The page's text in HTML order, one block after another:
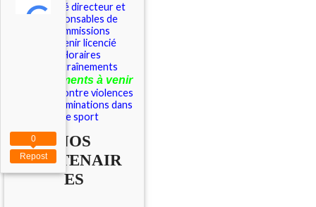
Comité directeur et
responsables de
commissions
Devenir licencié
Horaires
d'entraînements
vénements à venir
Outils contre violences
et discriminations dans
le sport
NOS
PARTENAIR
ES
Repost
0